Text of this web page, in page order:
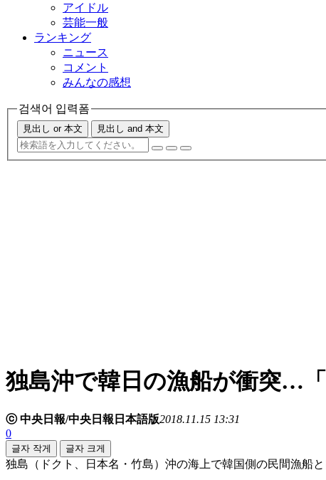
アイドル
芸能一般
ランキング
ニュース
コメント
みんなの感想
검색어 입력폼
見出し or 本文 見出し and 本文
独島沖で韓日の漁船が衝突…「
ⓒ 中央日報/中央日報日本語版2018.11.15 13:31
0
글자 작게 글자 크게
独島（ドクト、日本名・竹島）沖の海上で韓国側の民間漁船と